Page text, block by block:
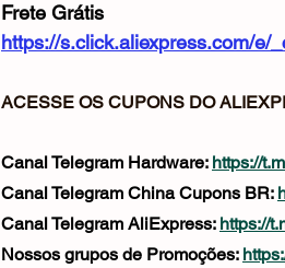
Frete Grátis
https://s.click.aliexpress.com/e/
ACESSE OS CUPONS DO
Canal Telegram Hardware: https://
Canal Telegram China Cupons BR:
Canal Telegram AliExpress: https://
Nossos grupos de Promoções: